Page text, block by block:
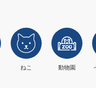
ねこ 動物園